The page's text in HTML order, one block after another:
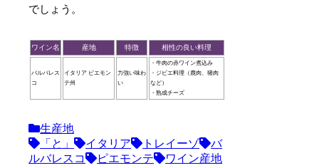
でしょう。
ワイン名 産地 特徴 相性の良い料理
バルバレス
コ
イタリア ピエモン
テ州
力強い味わ
い
・牛肉の赤ワイン煮込み
・ジビエ料理（鹿肉、猪肉
など）
・熟成チーズ
生産地
「と」
イタリア トレイーゾ
バ
ルバレスコ
ピエモンテ ワイン産地